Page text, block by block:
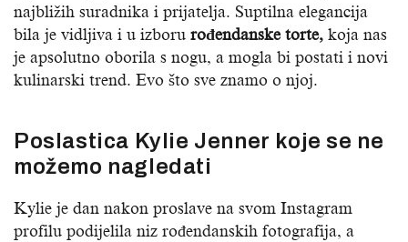
najbližih suradnika i prijatelja. Suptilna elegancija
bila je vidljiva i u izboru rođendanske torte, koja nas
je apsolutno oborila s nogu, a mogla bi postati i novi
kulinarski trend. Evo što sve znamo o njoj.
Poslastica Kylie Jenner koje se ne
možemo nagledati
Kylie je dan nakon proslave na svom Instagram
profilu podijelila niz rođendanskih fotografija, a